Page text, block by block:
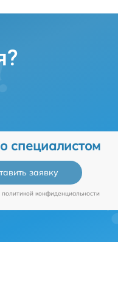
специалистом
заявку
политикой конфиденциальности